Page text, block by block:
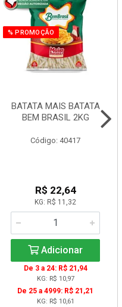
% PROMOÇÃO
BATATA MAIS BATATA
BEM BRASIL 2KG
Código: 40417
R$ 22,64
KG: R$ 11,32
Adicionar
De 3 a 24: R$ 21,94
KG: R$ 10,97
De 25 a 4999: R$ 21,21
KG: R$ 10,61